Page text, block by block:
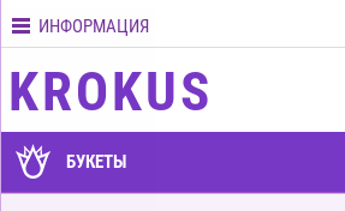
Контакты
Условия
ГАРАНТИИ
ИНФОРМАЦИЯ
KROKUS
БУКЕТЫ